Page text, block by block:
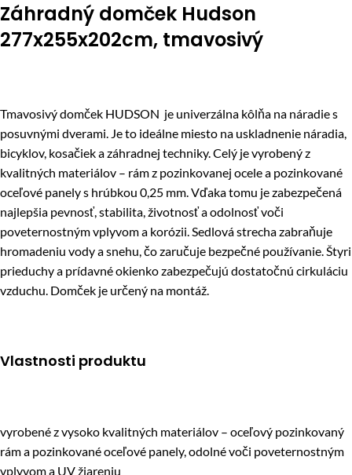
Záhradný domček Hudson
277x255x202cm, tmavosivý
Tmavosivý domček HUDSON je univerzálna kôlňa na náradie s
posuvnými dverami. Je to ideálne miesto na uskladnenie náradia,
bicyklov, kosačiek a záhradnej techniky. Celý je vyrobený z
kvalitných materiálov – rám z pozinkovanej ocele a pozinkované
oceľové panely s hrúbkou 0,25 mm. Vďaka tomu je zabezpečená
najlepšia pevnosť, stabilita, životnosť a odolnosť voči
poveternostným vplyvom a korózii. Sedlová strecha zabraňuje
hromadeniu vody a snehu, čo zaručuje bezpečné používanie. Štyri
prieduchy a prídavné okienko zabezpečujú dostatočnú cirkuláciu
vzduchu. Domček je určený na montáž.
Vlastnosti produktu
vyrobené z vysoko kvalitných materiálov – oceľový pozinkovaný
rám a pozinkované oceľové panely, odolné voči poveternostným
vplyvom a UV žiareniu